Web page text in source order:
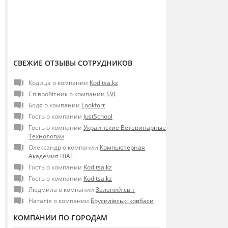
СВЕЖИЕ ОТЗЫВЫ СОТРУДНИКОВ
Кодица о компании Koditsa.kz
Співробітник о компании SVL
Бодя о компании Lookfort
Гость о компании JustSchool
Гость о компании Украинские Ветеринарные
Технологии
Олександр о компании Компьютерная
Академия ШАГ
Гость о компании Koditsa.kz
Гость о компании Koditsa.kz
Людмила о компании Зелений світ
Наталія о компании Брусилівські ковбаси
КОМПАНИИ ПО ГОРОДАМ